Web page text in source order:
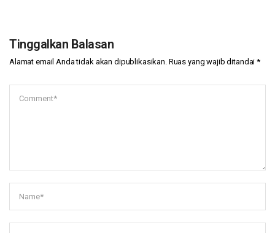
Tinggalkan Balasan
Alamat email Anda tidak akan dipublikasikan. Ruas yang wajib ditandai*